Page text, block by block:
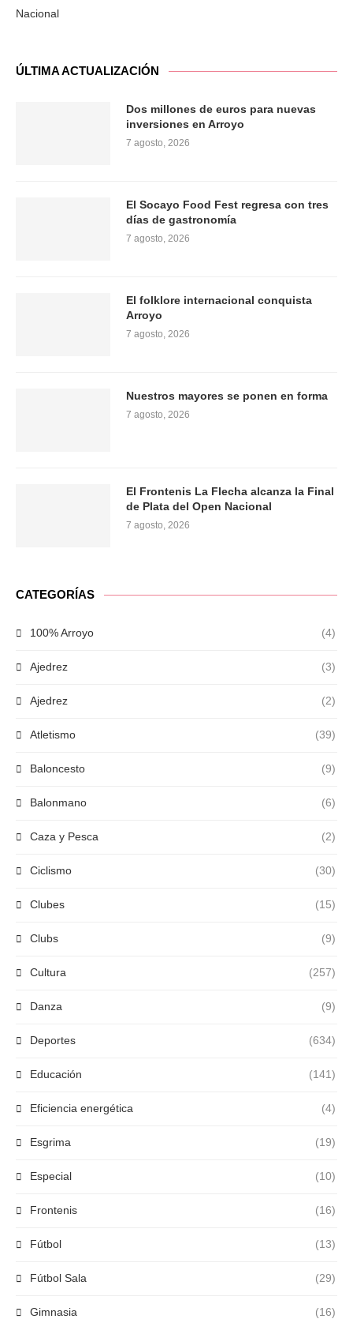
Nacional
ÚLTIMA ACTUALIZACIÓN
Dos millones de euros para nuevas
inversiones en Arroyo
7 agosto, 2026
El Socayo Food Fest regresa con tres
días de gastronomía
7 agosto, 2026
El folklore internacional conquista
Arroyo
7 agosto, 2026
Nuestros mayores se ponen en forma
7 agosto, 2026
El Frontenis La Flecha alcanza la Final
de Plata del Open Nacional
7 agosto, 2026
CATEGORÍAS
100% Arroyo (4)
Ajedrez (3)
Ajedrez (2)
Atletismo (39)
Baloncesto (9)
Balonmano (6)
Caza y Pesca (2)
Ciclismo (30)
Clubes (15)
Clubs (9)
Cultura (257)
Danza (9)
Deportes (634)
Educación (141)
Eficiencia energética (4)
Esgrima (19)
Especial (10)
Frontenis (16)
Fútbol (13)
Fútbol Sala (29)
Gimnasia (16)